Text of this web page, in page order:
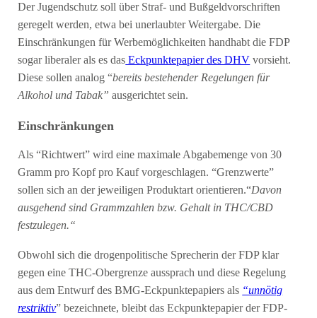
Der Jugendschutz soll über Straf- und Bußgeldvorschriften
geregelt werden, etwa bei unerlaubter Weitergabe. Die
Einschränkungen für Werbemöglichkeiten handhabt die FDP
sogar liberaler als es das Eckpunktepapier des DHV vorsieht.
Diese sollen analog “bereits bestehender Regelungen für
Alkohol und Tabak” ausgerichtet sein.
Einschränkungen
Als “Richtwert” wird eine maximale Abgabemenge von 30
Gramm pro Kopf pro Kauf vorgeschlagen. “Grenzwerte”
sollen sich an der jeweiligen Produktart orientieren.“Davon
ausgehend sind Grammzahlen bzw. Gehalt in THC/CBD
festzulegen.“
Obwohl sich die drogenpolitische Sprecherin der FDP klar
gegen eine THC-Obergrenze aussprach und diese Regelung
aus dem Entwurf des BMG-Eckpunktepapiers als “unnötig
restriktiv” bezeichnete, bleibt das Eckpunktepapier der FDP-